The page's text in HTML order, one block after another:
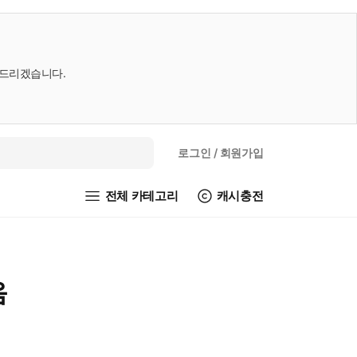
리겠습니다.
로그인 / 회원가입
전체 카테고리 캐시충전